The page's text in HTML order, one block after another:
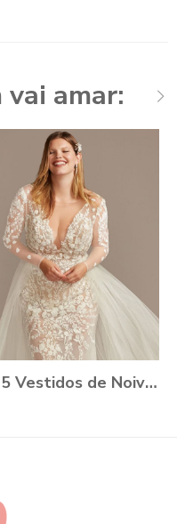
vai amar:
15 Vestidos de Noiva Plus Size para você se apaixonar